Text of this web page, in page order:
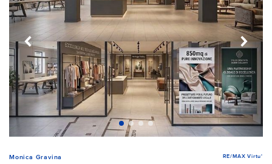
Monica Gravina RE/MAX Virtu'